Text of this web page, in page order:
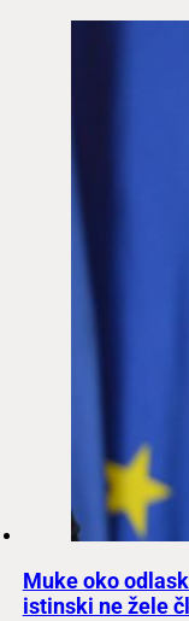
Muke oko
istinski ne žele